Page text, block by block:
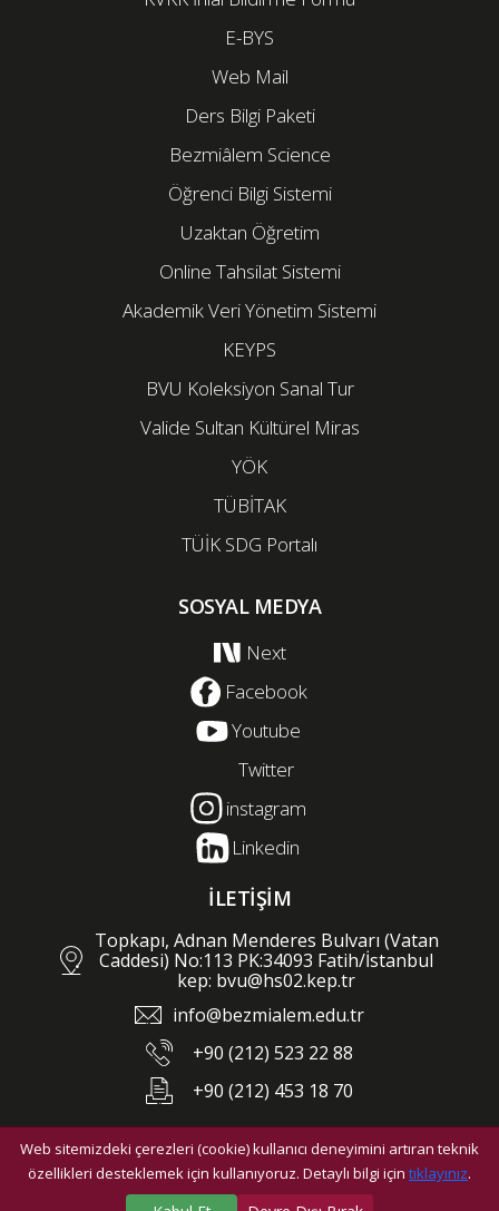
E-BYS
Web Mail
Ders Bilgi Paketi
Bezmiâlem Science
Öğrenci Bilgi Sistemi
Uzaktan Öğretim
Online Tahsilat Sistemi
Akademik Veri Yönetim Sistemi
KEYPS
BVU Koleksiyon Sanal Tur
Valide Sultan Kültürel Miras
YÖK
TÜBİTAK
TÜİK SDG Portalı
SOSYAL MEDYA
Next
Facebook
Youtube
Twitter
instagram
Linkedin
İLETİŞİM
Topkapı, Adnan Menderes Bulvarı (Vatan
Caddesi) No:113 PK:34093 Fatih/İstanbul
kep: bvu@hs02.kep.tr
info@bezmialem.edu.tr
+90 (212) 523 22 88
+90 (212) 453 18 70
©2026 Bezmialem Vakıf Üniversitesi - Tüm hakları saklıdır.
Web sitemizdeki çerezleri (cookie) kullanıcı deneyimini artıran teknik
özellikleri desteklemek için kullanıyoruz. Detaylı bilgi için tıklayınız.